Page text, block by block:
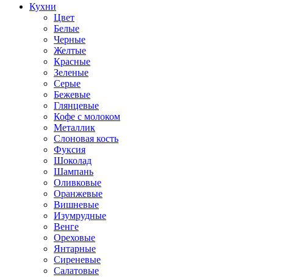
Кухни
Цвет
Белые
Черные
Желтые
Красные
Зеленые
Серые
Бежевые
Глянцевые
Кофе с молоком
Металлик
Слоновая кость
Фуксия
Шоколад
Шампань
Оливковые
Оранжевые
Вишневые
Изумрудные
Венге
Ореховые
Янтарные
Сиреневые
Салатовые